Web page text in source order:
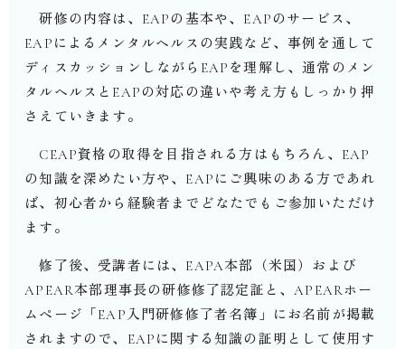
研修の内容は、EAPの基本や、EAPのサービス、
EAPによるメンタルヘルスの実践など、事例を通して
ディスカッションしながらEAPを理解し、通常のメン
タルヘルスとEAPの対応の違いや考え方もしっかり押
さえていきます。
CEAP資格の取得を目指される方はもちろん、EAP
の知識を深めたい方や、EAPにご興味のある方であれ
ば、初心者から経験者までどなたでもご参加いただけ
ます。
修了後、受講者には、EAPA本部（米国）および
APEAR本部理事長の研修修了認定証と、APEARホー
ムページ「EAP入門研修修了者名簿」にお名前が掲載
されますので、EAPに関する知識の証明として使用す